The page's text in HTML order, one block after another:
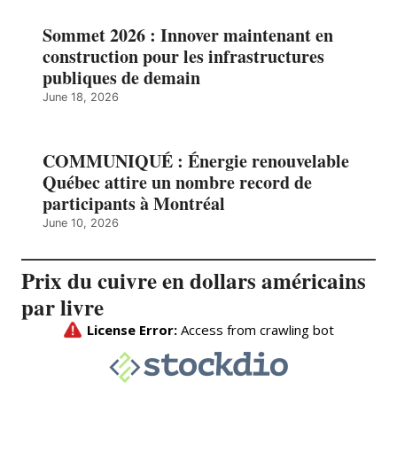
Sommet 2026 : Innover maintenant en
construction pour les infrastructures
publiques de demain
June 18, 2026
COMMUNIQUÉ : Énergie renouvelable
Québec attire un nombre record de
participants à Montréal
June 10, 2026
Prix du cuivre en dollars américains
par livre